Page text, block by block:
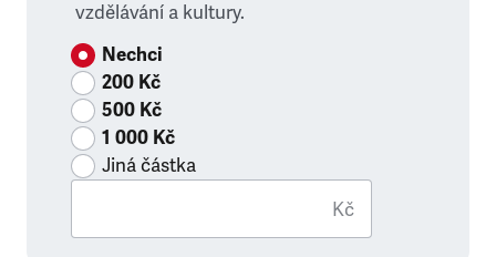
vzdělávání a kultury.
Nechci
200 Kč
500 Kč
1 000 Kč
Jiná částka
Kč